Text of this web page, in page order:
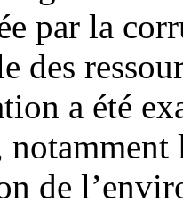
par la
des
a été
notamment
de